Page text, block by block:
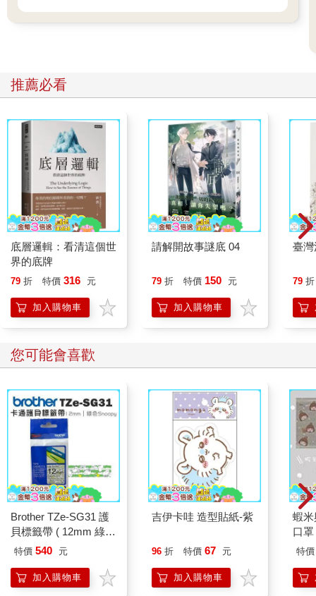
推薦必看
底層邏輯：看清這個世
界的底牌
79 折 特價 316 元
加入購物車
請解開故事謎底 04
79 折 特價 150 元
加入購物車
臺
79 折
您可能會喜歡
Brother TZe-SG31 護
貝標籤帶 ( 12mm 綠色
SNOOPY )
特價 540 元
加入購物車
吉伊卡哇 造型貼紙-紫
96 折 特價 67 元
加入購物車
蝦
口
特價